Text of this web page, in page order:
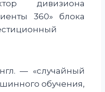
дивизиона
360» блока
— «случайный
обучения,